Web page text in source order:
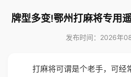
牌型多变!鄂州打麻将专用
发布时间：2026年
打麻将可谓是个老手，可经